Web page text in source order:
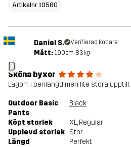
Artikelnr 10580
D
Daniel S. Verifierad köpare
Mått: 190cm, 83kg
Sköna byxor
Lagom i benlängd men lite stora upptill.
Outdoor Basic
Pants
Black
Köpt storlek XL, Regular
Upplevd storlek Stor
Längd
Perfekt